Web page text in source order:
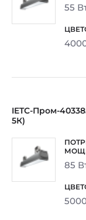
55
IETC-Пром-
5К)
85